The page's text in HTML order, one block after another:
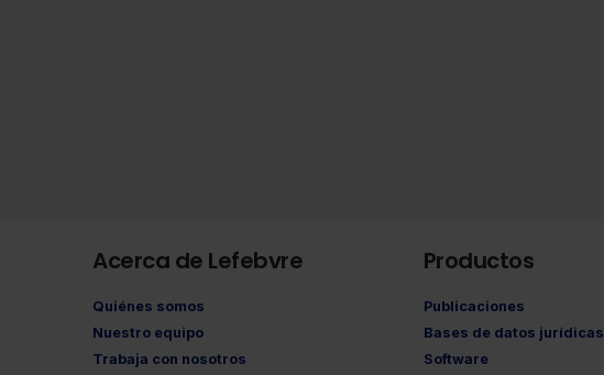
Acerca de Lefebvre
Quiénes somos
Nuestro equipo
Trabaja con nosotros
Productos
Publicaciones
Bases de datos jurídicas
Software